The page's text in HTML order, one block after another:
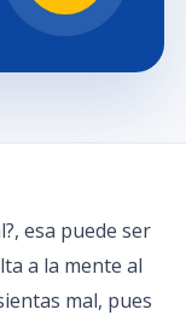
esa puede ser
a la mente al
mal, pues